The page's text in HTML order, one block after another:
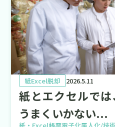
紙Excel脱却 2026.5.11
紙とエクセルで
うまくいかない...